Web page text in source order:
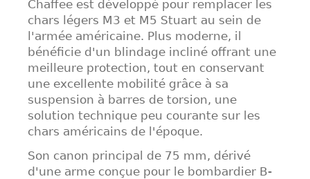
Chaffee est développé pour remplacer les
chars légers M3 et M5 Stuart au sein de
l'armée américaine. Plus moderne, il
bénéficie d'un blindage incliné offrant une
meilleure protection, tout en conservant
une excellente mobilité grâce à sa
suspension à barres de torsion, une
solution technique peu courante sur les
chars américains de l'époque.
Son canon principal de 75 mm, dérivé
d'une arme conçue pour le bombardier B-